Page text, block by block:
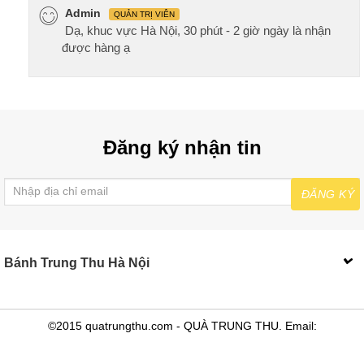
Admin QUẢN TRỊ VIÊN
Dạ, khuc vực Hà Nội, 30 phút - 2 giờ ngày là nhận
được hàng ạ
Đăng ký nhận tin
ĐĂNG KÝ
Bánh Trung Thu Hà Nội
©2015 quatrungthu.com - QUÀ TRUNG THU. Email: